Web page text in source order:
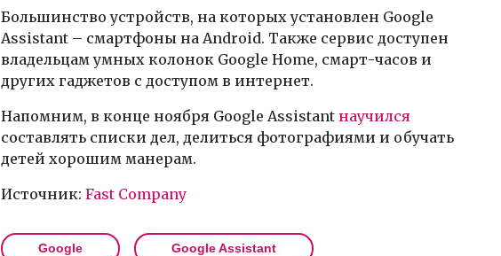
Большинство устройств, на которых установлен Google
Assistant – смартфоны на Android. Также сервис доступен
владельцам умных колонок Google Home, смарт-часов и
других гаджетов с доступом в интернет.
Напомним, в конце ноября Google Assistant научился
составлять списки дел, делиться фотографиями и обучать
детей хорошим манерам.
Источник: Fast Company
Google Google Assistant